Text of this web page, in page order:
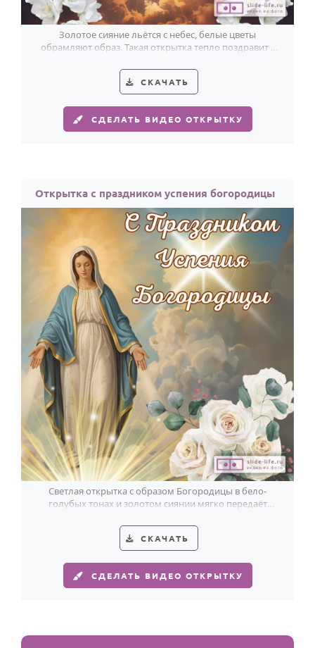
Золотое сияние льётся с небес, белые цветы
обрамляют образ. Такая открытка тепло поздравит с
СКАЧАТЬ
СДЕЛАТЬ ВИДЕО ОТКРЫТКУ
Открытка с праздником успения богородицы
Светлая открытка с образом Богородицы в бело-
голубых тонах и золотом сиянии мягко передаёт
СКАЧАТЬ
СДЕЛАТЬ ВИДЕО ОТКРЫТКУ